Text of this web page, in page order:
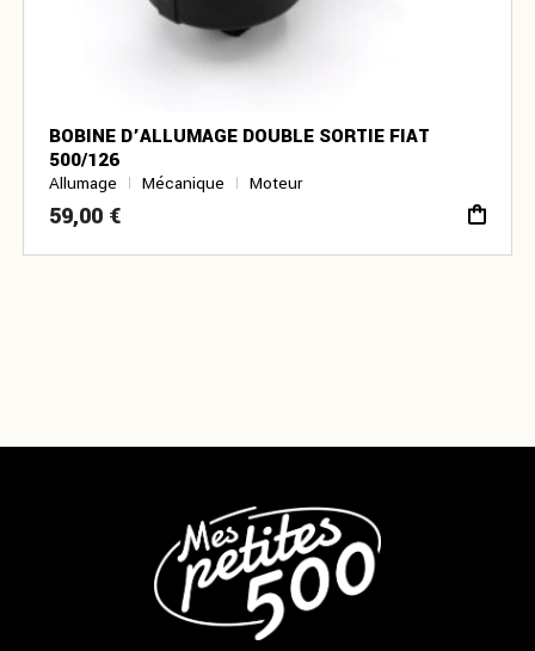
BOBINE D’ALLUMAGE DOUBLE SORTIE FIAT
500/126
Allumage Mécanique Moteur
59,00 €